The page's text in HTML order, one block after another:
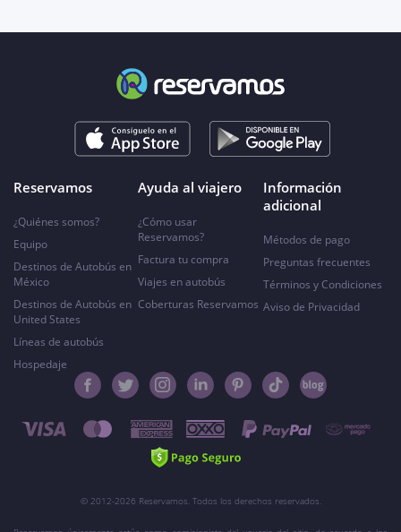
Reservamos
¿Quiénes somos?
Equipo
Destinos de Autobús en
México
Destinos de Autobús en
United States
Líneas de autobús
Hospedaje
Ayuda al viajero
¿Cómo usar
Reservamos?
Factura tu compra
Viajes en autobús
Coberturas Reservamos
Información
adicional
Métodos de pago
Preguntas frecuentes
Términos y Condiciones
Aviso de Privacidad
© 2012-2026 Reservamos. Todos los derechos reservados.